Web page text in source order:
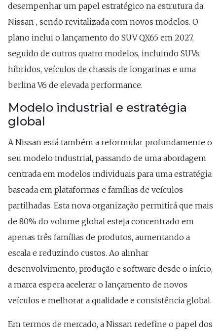
desempenhar um papel estratégico na estrutura da
Nissan , sendo revitalizada com novos modelos. O
plano inclui o lançamento do SUV QX65 em 2027,
seguido de outros quatro modelos, incluindo SUVs
híbridos, veículos de chassis de longarinas e uma
berlina V6 de elevada performance.
Modelo industrial e estratégia
global
A Nissan está também a reformular profundamente o
seu modelo industrial, passando de uma abordagem
centrada em modelos individuais para uma estratégia
baseada em plataformas e famílias de veículos
partilhadas. Esta nova organização permitirá que mais
de 80% do volume global esteja concentrado em
apenas três famílias de produtos, aumentando a
escala e reduzindo custos. Ao alinhar
desenvolvimento, produção e software desde o início,
a marca espera acelerar o lançamento de novos
veículos e melhorar a qualidade e consistência global.
Em termos de mercado, a Nissan redefine o papel dos